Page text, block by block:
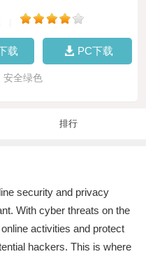
载 PC下载
安全绿色
排行
security and privacy
With cyber threats on the
activities and protect
hackers. This is where